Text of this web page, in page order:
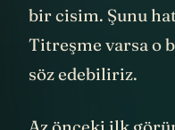
varsa o asteroit
bir cisim. Şunu
Titreşme varsa o